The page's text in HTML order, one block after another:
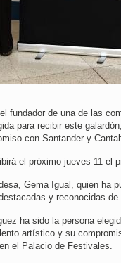
fundador de una de las
para recibir este
con Santander y
el próximo jueves 11 el
Gema Igual, quien ha
y reconocidas
ha sido la persona
artístico y su
el Palacio de Festivales.